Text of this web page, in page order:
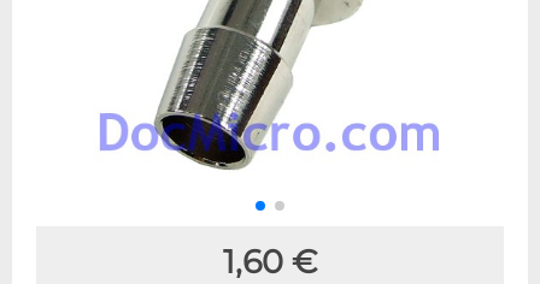
1,60 €